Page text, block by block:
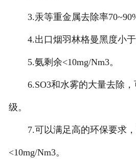
3.汞等重金属去除率
4.出口烟羽林格曼黑度小于
5.氨剩余<10mg/Nm3。
6.SO3和水雾的大量去除
级。
7.可以满足高的环保要求
<10mg/Nm3。